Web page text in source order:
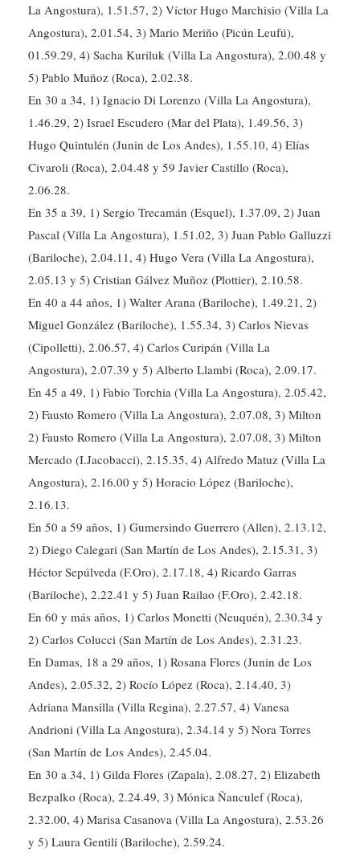
La Angostura), 1.51.57, 2) Víctor Hugo Marchisio (Villa La
Angostura), 2.01.54, 3) Mario Meriño (Picún Leufú),
01.59.29, 4) Sacha Kuriluk (Villa La Angostura), 2.00.48 y
5) Pablo Muñoz (Roca), 2.02.38.
En 30 a 34, 1) Ignacio Di Lorenzo (Villa La Angostura),
1.46.29, 2) Israel Escudero (Mar del Plata), 1.49.56, 3)
Hugo Quintulén (Junin de Los Andes), 1.55.10, 4) Elías
Civaroli (Roca), 2.04.48 y 59 Javier Castillo (Roca),
2.06.28.
En 35 a 39, 1) Sergio Trecamán (Esquel), 1.37.09, 2) Juan
Pascal (Villa La Angostura), 1.51.02, 3) Juan Pablo Galluzzi
(Bariloche), 2.04.11, 4) Hugo Vera (Villa La Angostura),
2.05.13 y 5) Cristian Gálvez Muñoz (Plottier), 2.10.58.
En 40 a 44 años, 1) Walter Arana (Bariloche), 1.49.21, 2)
Miguel González (Bariloche), 1.55.34, 3) Carlos Nievas
(Cipolletti), 2.06.57, 4) Carlos Curipán (Villa La
Angostura), 2.07.39 y 5) Alberto Llambi (Roca), 2.09.17.
En 45 a 49, 1) Fabio Torchia (Villa La Angostura), 2.05.42,
2) Fausto Romero (Villa La Angostura), 2.07.08, 3) Milton
2) Fausto Romero (Villa La Angostura), 2.07.08, 3) Milton
Mercado (I.Jacobacci), 2.15.35, 4) Alfredo Matuz (Villa La
Angostura), 2.16.00 y 5) Horacio López (Bariloche),
2.16.13.
En 50 a 59 años, 1) Gumersindo Guerrero (Allen), 2.13.12,
2) Diego Calegari (San Martín de Los Andes), 2.15.31, 3)
Héctor Sepúlveda (F.Oro), 2.17.18, 4) Ricardo Garras
(Bariloche), 2.22.41 y 5) Juan Railao (F.Oro), 2.42.18.
En 60 y más años, 1) Carlos Monetti (Neuquén), 2.30.34 y
2) Carlos Colucci (San Martín de Los Andes), 2.31.23.
En Damas, 18 a 29 años, 1) Rosana Flores (Junin de Los
Andes), 2.05.32, 2) Rocío López (Roca), 2.14.40, 3)
Adriana Mansilla (Villa Regina), 2.27.57, 4) Vanesa
Andrioni (Villa La Angostura), 2.34.14 y 5) Nora Torres
(San Martín de Los Andes), 2.45.04.
En 30 a 34, 1) Gilda Flores (Zapala), 2.08.27, 2) Elizabeth
Bezpalko (Roca), 2.24.49, 3) Mónica Ñanculef (Roca),
2.32.00, 4) Marisa Casanova (Villa La Angostura), 2.53.26
y 5) Laura Gentili (Bariloche), 2.59.24.